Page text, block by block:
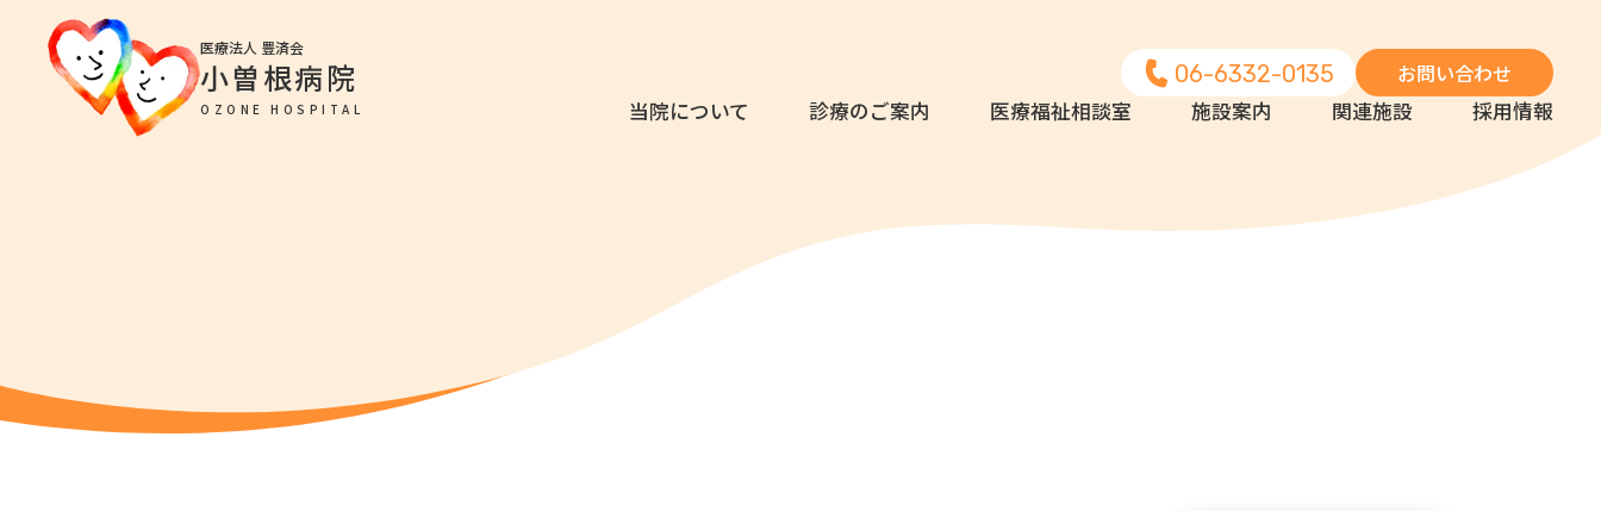
医療法人 豊済会
小曽根病院
OZONE HOSPITAL 当院について 診療のご案内
入院のご案内
医療福祉相談室 施設案内 関連施設 採用情報
お問い合わせ
06-6332-0135